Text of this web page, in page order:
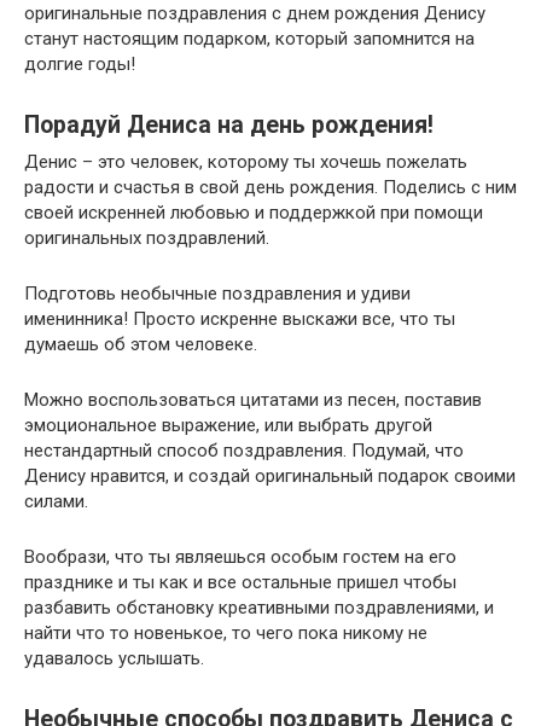
оригинальные поздравления с днем рождения Денису
станут настоящим подарком, который запомнится на
долгие годы!
Порадуй Дениса на день рождения!
Денис – это человек, которому ты хочешь пожелать
радости и счастья в свой день рождения. Поделись с ним
своей искренней любовью и поддержкой при помощи
оригинальных поздравлений.
Подготовь необычные поздравления и удиви
именинника! Просто искренне выскажи все, что ты
думаешь об этом человеке.
Можно воспользоваться цитатами из песен, поставив
эмоциональное выражение, или выбрать другой
нестандартный способ поздравления. Подумай, что
Денису нравится, и создай оригинальный подарок своими
силами.
Вообрази, что ты являешься особым гостем на его
празднике и ты как и все остальные пришел чтобы
разбавить обстановку креативными поздравлениями, и
найти что то новенькое, то чего пока никому не
удавалось услышать.
Необычные способы поздравить Дениса с